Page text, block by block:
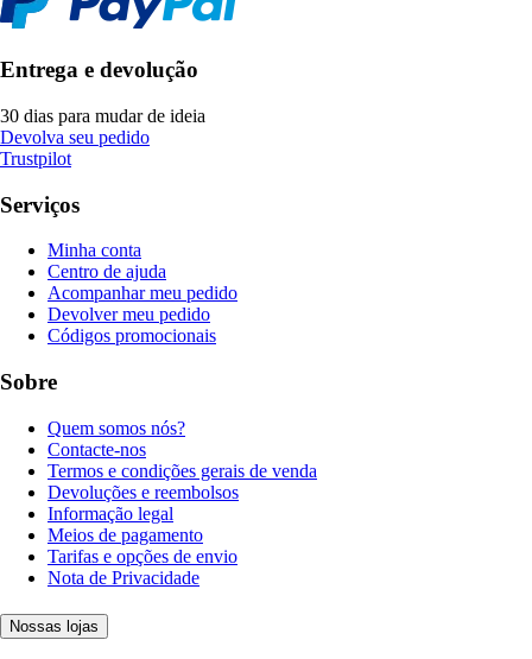
Entrega e devolução
30 dias para mudar de ideia
Devolva seu pedido
Trustpilot
Serviços
Minha conta
Centro de ajuda
Acompanhar meu pedido
Devolver meu pedido
Códigos promocionais
Sobre
Quem somos nós?
Contacte-nos
Termos e condições gerais de venda
Devoluções e reembolsos
Informação legal
Meios de pagamento
Tarifas e opções de envio
Nota de Privacidade
Nossas lojas